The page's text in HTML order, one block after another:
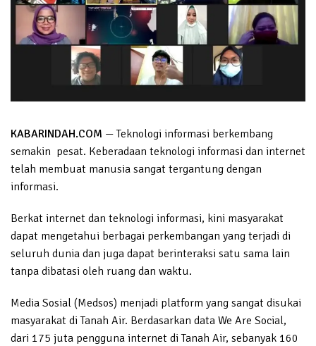
KABARINDAH.COM — Teknologi informasi berkembang
semakin pesat. Keberadaan teknologi informasi dan internet
telah membuat manusia sangat tergantung dengan
informasi.
Berkat internet dan teknologi informasi, kini masyarakat
dapat mengetahui berbagai perkembangan yang terjadi di
seluruh dunia dan juga dapat berinteraksi satu sama lain
tanpa dibatasi oleh ruang dan waktu.
Media Sosial (Medsos) menjadi platform yang sangat disukai
masyarakat di Tanah Air. Berdasarkan data We Are Social,
dari 175 juta pengguna internet di Tanah Air, sebanyak 160